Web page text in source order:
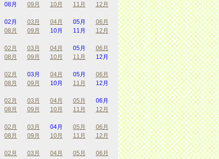
08月 09月 10月 11月
12月
02月 03月 04月 05月
06月
08月 09月 10月 11月
12月
02月 03月 04月 05月
06月
08月 09月 10月 11月
12月
02月 03月 04月 05月
06月
08月 09月 10月 11月
12月
02月 03月 04月 05月
06月
08月 09月 10月 11月
12月
02月 03月 04月 05月
06月
08月 09月 10月 11月
12月
02月 03月 04月 05月
06月